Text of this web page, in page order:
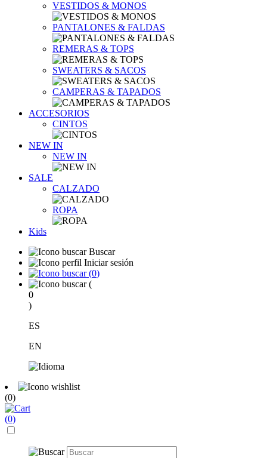
VESTIDOS & MONOS
PANTALONES & FALDAS
REMERAS & TOPS
SWEATERS & SACOS
CAMPERAS & TAPADOS
ACCESORIOS
CINTOS
NEW IN
NEW IN
SALE
CALZADO
ROPA
Kids
Buscar
Iniciar sesión
(0)
(
0
)
ES
EN
(0)
(0)